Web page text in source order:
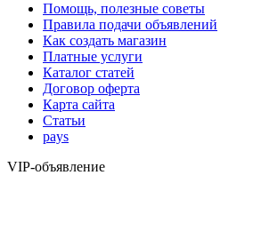
Помощь, полезные советы
Правила подачи объявлений
Как создать магазин
Платные услуги
Каталог статей
Договор оферта
Карта сайта
Статьи
pays
VIP-объявление